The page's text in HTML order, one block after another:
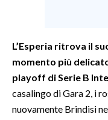
CULTURA
GOSSIP
L’Esperia ritrova il
momento più
playoff di Serie B
casalingo di Gara 2, i
nuovamente Brindisi